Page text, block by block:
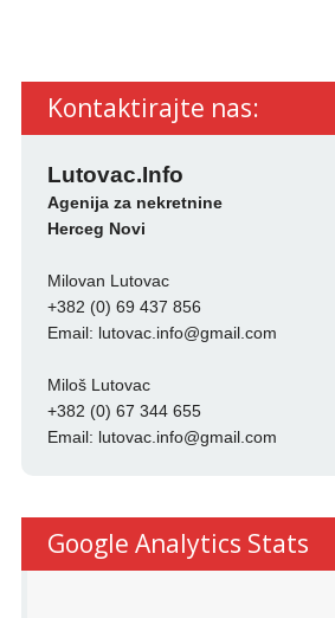
Kontaktirajte nas:
Lutovac.Info
Agenija za nekretnine
Herceg Novi
Milovan Lutovac
+382 (0) 69 437 856
Email: lutovac.info@gmail.com
Miloš Lutovac
+382 (0) 67 344 655
Email: lutovac.info@gmail.com
Google Analytics Stats